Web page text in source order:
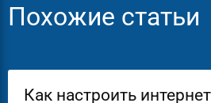
Похожие статьи
Как настроить